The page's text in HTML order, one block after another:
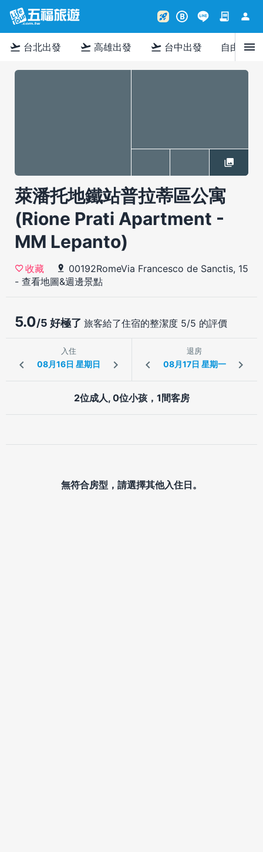
rocket_launch B contract person
flight_takeoff 台北出發 flight_takeoff 高雄出發 flight_takeoff 台中出發 自由行menu
萊潘托地鐵站普拉蒂區公寓
(Rione Prati Apartment -
MM Lepanto)
收藏
00192RomeVia Francesco de Sanctis, 15
- 查看地圖&週邊景點
5.0/5 好極了 旅客給了住宿的整潔度 5/5 的評價
入住 退房
2位成人, 0位小孩，1間客房
無符合房型，請選擇其他入住日。